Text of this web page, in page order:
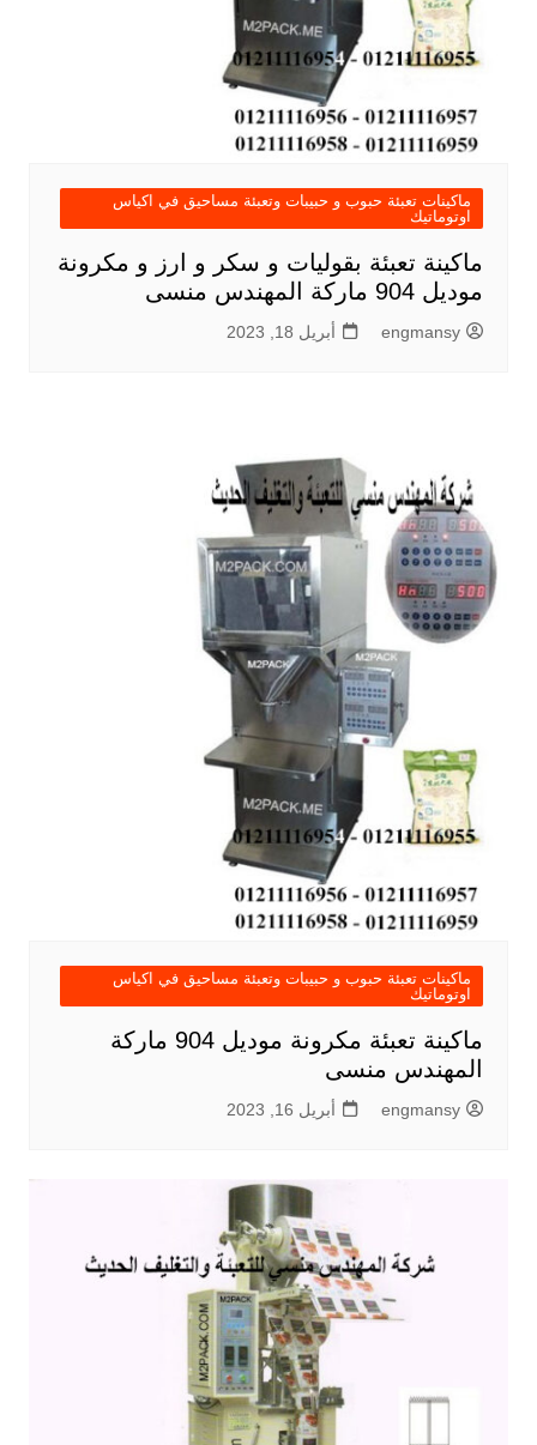
ماكينات تعبئة حبوب و حبيبات وتعبئة مساحيق في اكياس
اوتوماتيك
ماكينة تعبئة بقوليات و سكر و ارز و مكرونة
موديل 904 ماركة المهندس منسى
engmansy أبريل 18, 2023
ماكينات تعبئة حبوب و حبيبات وتعبئة مساحيق في اكياس
اوتوماتيك
ماكينة تعبئة مكرونة موديل 904 ماركة
المهندس منسى
engmansy أبريل 16, 2023